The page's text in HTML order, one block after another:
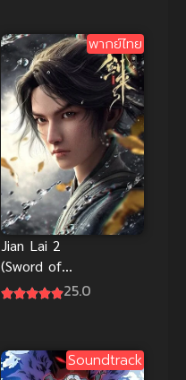
พากย์ไทย
Jian Lai 2
(Sword of
Coming 2)25.0
Soundtrack